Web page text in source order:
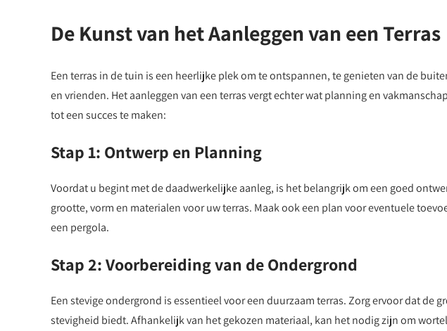
De Kunst van het Aanleggen van een Terras
Een terras in de tuin is een heerlijke plek om te ontspannen, te genieten van de
en vrienden. Het aanleggen van een terras vergt echter wat planning en
tot een succes te maken:
Stap 1: Ontwerp en Planning
Voordat u begint met de daadwerkelijke aanleg, is het belangrijk om een goed
grootte, vorm en materialen voor uw terras. Maak ook een plan voor eventuele
een pergola.
Stap 2: Voorbereiding van de Ondergrond
Een stevige ondergrond is essentieel voor een duurzaam terras. Zorg ervoor dat de
stevigheid biedt. Afhankelijk van het gekozen materiaal, kan het nodig zijn om